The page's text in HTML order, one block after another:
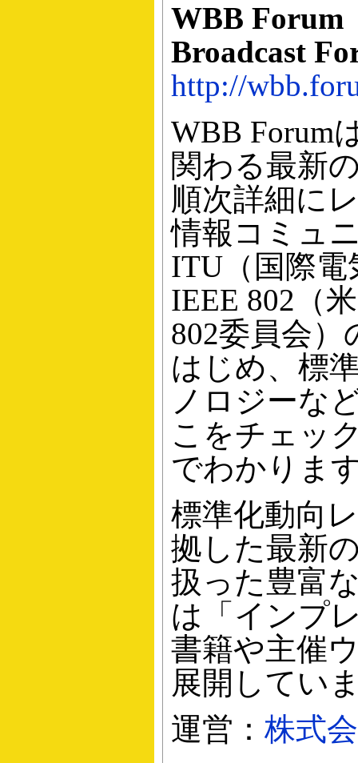
WBB Forum
Broadcast
http://
WBB Forum
関わる最新
順次詳細に
情報コミュ
ITU（国際電
IEEE 802（
802委員会
はじめ、標
ノロジーな
こをチェッ
でわかりま
標準化動向
拠した最新
扱った豊富
は「インプ
書籍や主催
展開してい
運営： 株式